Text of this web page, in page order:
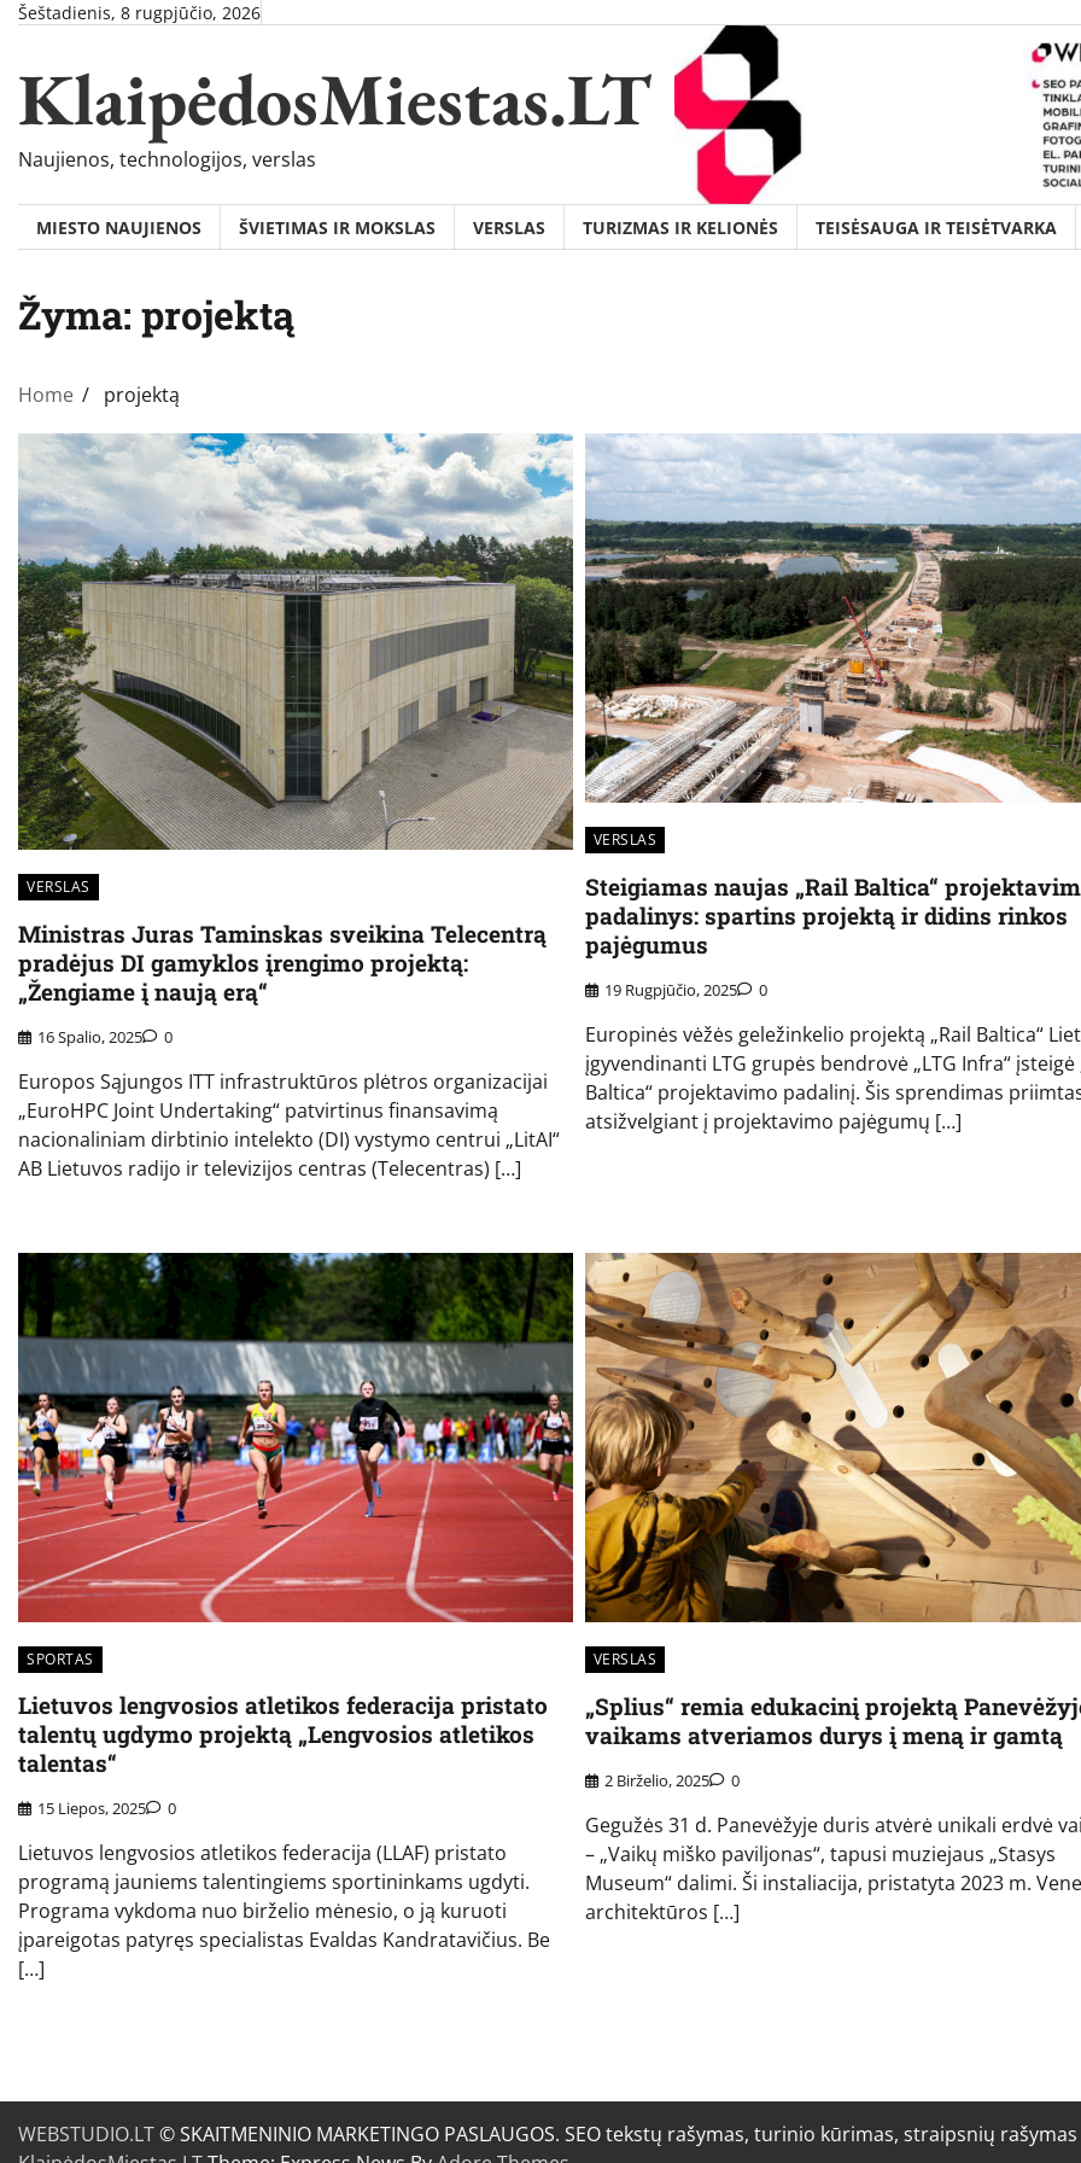
Skip
content
Šeštadienis, 8 rugpjūčio, 2026
KlaipėdosMiestas.LT
Naujienos, technologijos, verslas
MIESTO NAUJIENOS ŠVIETIMAS IR MOKSLAS VERSLAS TURIZMAS IR KELIONĖS TEISĖSAUGA IR TEISĖTVARKA
Žyma: projektą
Home projektą
VERSLAS
Ministras Juras Taminskas sveikina Telecentrą
pradėjus DI gamyklos įrengimo projektą:
„Žengiame į naują erą“
16 Spalio, 2025 0
Europos Sąjungos ITT infrastruktūros plėtros organizacijai
„EuroHPC Joint Undertaking“ patvirtinus finansavimą
nacionaliniam dirbtinio intelekto (DI) vystymo centrui „LitAI“
AB Lietuvos radijo ir televizijos centras (Telecentras) […]
VERSLAS
Steigiamas naujas „Rail Baltica“
padalinys: spartins projektą ir didins rinkos
pajėgumus
19 Rugpjūčio, 2025 0
Europinės vėžės geležinkelio projektą „Rail Baltica“
įgyvendinanti LTG grupės bendrovė „LTG Infra“ įsteigė
Baltica“ projektavimo padalinį. Šis sprendimas
atsižvelgiant į projektavimo pajėgumų […]
SPORTAS
Lietuvos lengvosios atletikos federacija pristato
talentų ugdymo projektą „Lengvosios atletikos
talentas“
15 Liepos, 2025 0
Lietuvos lengvosios atletikos federacija (LLAF) pristato
programą jauniems talentingiems sportininkams ugdyti.
Programa vykdoma nuo birželio mėnesio, o ją kuruoti
įpareigotas patyręs specialistas Evaldas Kandratavičius. Be
[…]
VERSLAS
„Splius“ remia edukacinį projektą
vaikams atveriamos durys į meną ir gamtą
2 Birželio, 2025 0
Gegužės 31 d. Panevėžyje duris atvėrė unikali erdvė
– „Vaikų miško paviljonas“, tapusi muziejaus „Stasys
Museum“ dalimi. Ši instaliacija, pristatyta 2023 m.
architektūros […]
WEBSTUDIO.LT© SKAITMENINIO MARKETINGO PASLAUGOS. SEO tekstų rašymas, turinio kūrimas, straipsnių